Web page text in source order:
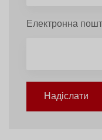
Електронна
Надіслати